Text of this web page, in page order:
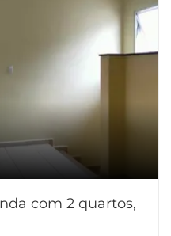
com 2 quartos,